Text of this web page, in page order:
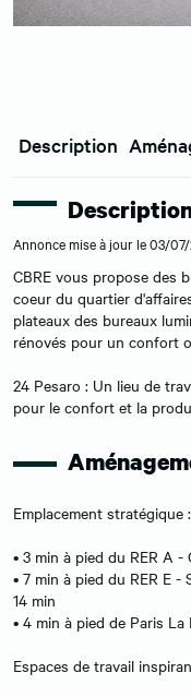
Description
Annonce mise à jour le 03/
CBRE vous propose des
coeur du quartier
plateaux des bureaux
rénovés pour un confort
24 Pesaro : Un lieu de
pour le confort et la
Emplacement stratégique :
• 3 min à pied du RER A -
• 7 min à pied du RER E
14 min
• 4 min à pied de Paris
Espaces de travail